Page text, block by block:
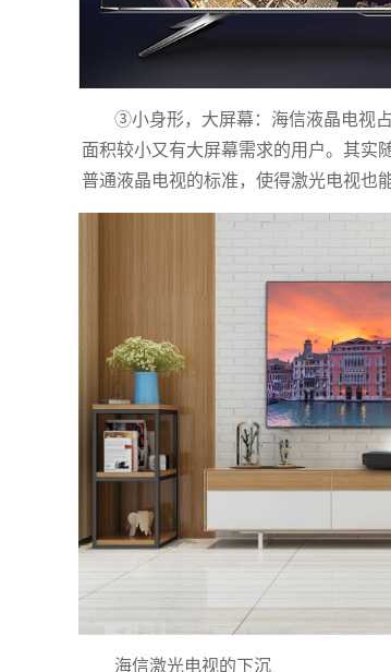
③小身形，大屏幕：海信液晶电视
面积较小又有大屏幕需求的用户。其实
普通液晶电视的标准，使得激光电视也
海信激光电视的下沉